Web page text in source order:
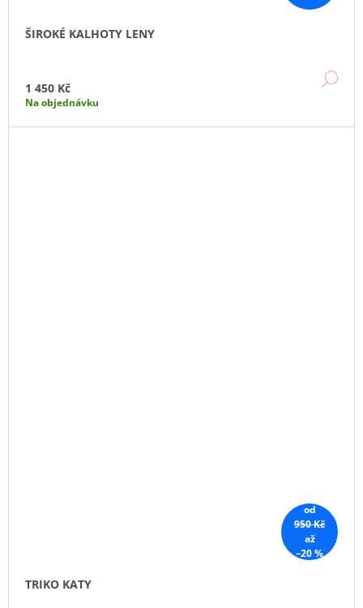
ŠIROKÉ KALHOTY LENY
1 450 Kč
Na objednávku
od
950 Kč
až
–20 %
TRIKO KATY